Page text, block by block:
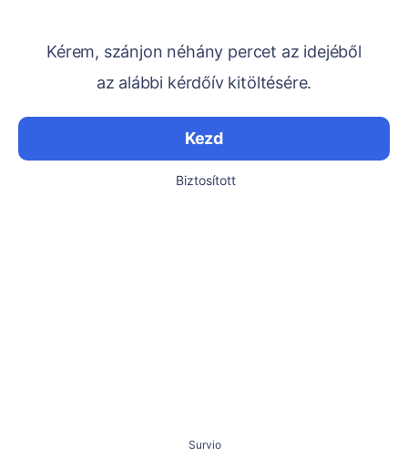
Kérem, szánjon néhány percet az idejéből
az alábbi kérdőív kitöltésére.
Kezd
Biztosított
Survio